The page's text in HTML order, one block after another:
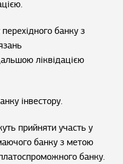
банку з
ліквідацією
інвестору.
прийняти участь у
банку з метою
банку.